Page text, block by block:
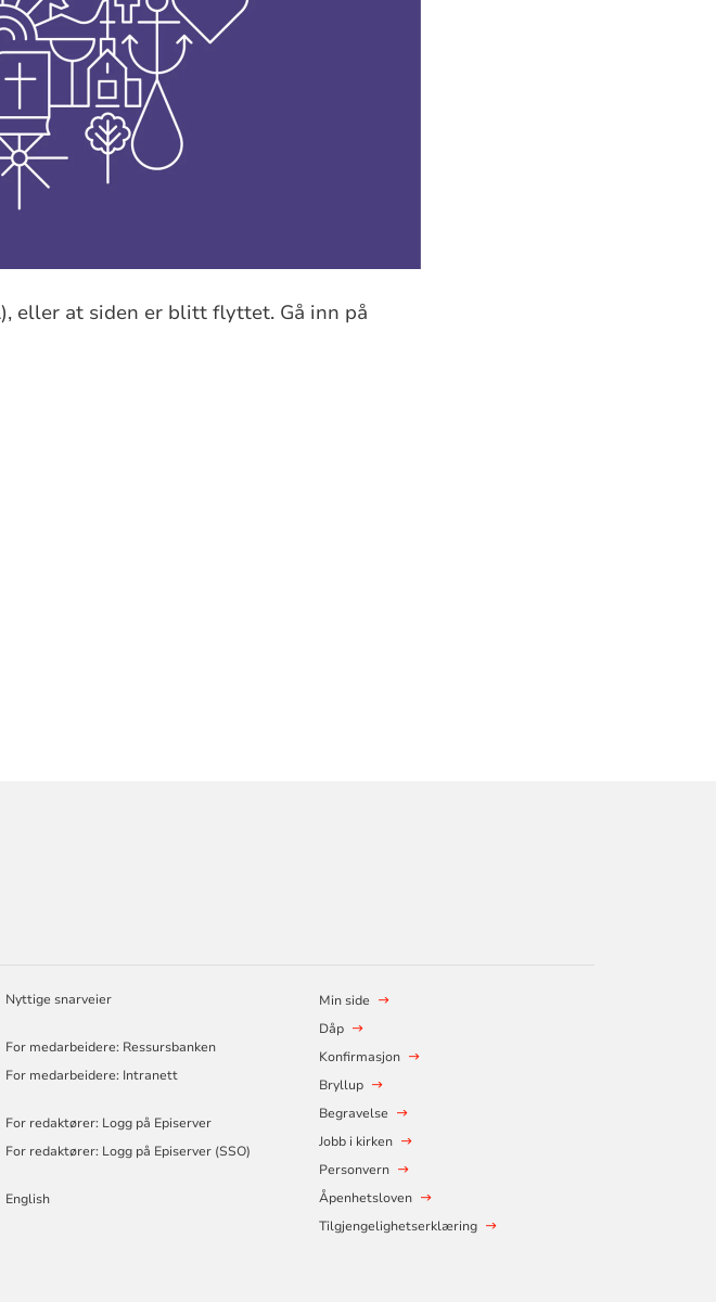
eller at siden er blitt flyttet. Gå inn på
Nyttige snarveier
For medarbeidere: Ressursbanken
For medarbeidere: Intranett
For redaktører: Logg på Episerver
For redaktører: Logg på Episerver (SSO)
English
Min side
Dåp
Konfirmasjon
Bryllup
Begravelse
Jobb i kirken
Personvern
Åpenhetsloven
Tilgjengelighetserklæring